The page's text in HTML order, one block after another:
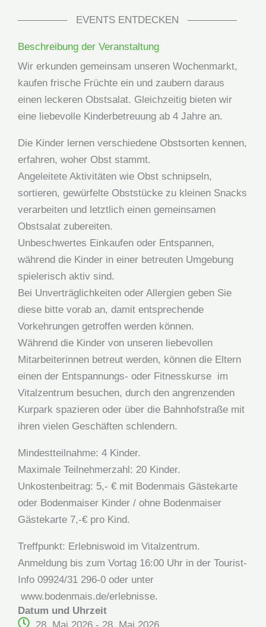
EVENTS ENTDECKEN
Beschreibung der Veranstaltung
Wir erkunden gemeinsam unseren Wochenmarkt,
kaufen frische Früchte ein und zaubern daraus
einen leckeren Obstsalat. Gleichzeitig bieten wir
eine liebevolle Kinderbetreuung ab 4 Jahre an.
Die Kinder lernen verschiedene Obstsorten kennen,
erfahren, woher Obst stammt.
Angeleitete Aktivitäten wie Obst schnipseln,
sortieren, gewürfelte Obststücke zu kleinen Snacks
verarbeiten und letztlich einen gemeinsamen
Obstsalat zubereiten.
Unbeschwertes Einkaufen oder Entspannen,
während die Kinder in einer betreuten Umgebung
spielerisch aktiv sind.
Bei Unverträglichkeiten oder Allergien geben Sie
diese bitte vorab an, damit entsprechende
Vorkehrungen getroffen werden können.
Während die Kinder von unseren liebevollen
Mitarbeiterinnen betreut werden, können die Eltern
einen der Entspannungs- oder Fitnesskurse im
Vitalzentrum besuchen, durch den angrenzenden
Kurpark spazieren oder über die Bahnhofstraße mit
ihren vielen Geschäften schlendern.
Mindestteilnahme: 4 Kinder.
Maximale Teilnehmerzahl: 20 Kinder.
Unkostenbeitrag: 5,- € mit Bodenmais Gästekarte
oder Bodenmaiser Kinder / ohne Bodenmaiser
Gästekarte 7,-€ pro Kind.
Treffpunkt: Erlebniswoid im Vitalzentrum.
Anmeldung bis zum Vortag 16:00 Uhr in der Tourist-
Info 09924/31 296-0 oder unter
www.bodenmais.de/erlebnisse.
Datum und Uhrzeit
28. Mai 2026 - 28. Mai 2026